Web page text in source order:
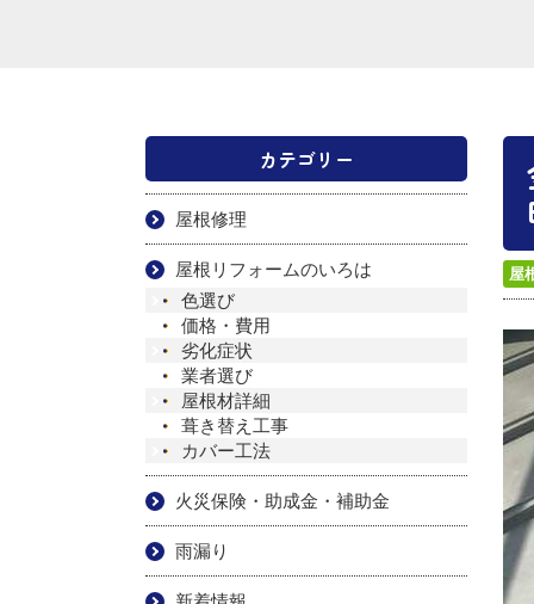
屋
カテゴリー
屋根修理
屋根リフォームのいろは
色選び
価格・費用
劣化症状
業者選び
屋根材詳細
葺き替え工事
カバー工法
火災保険・助成金・補助金
雨漏り